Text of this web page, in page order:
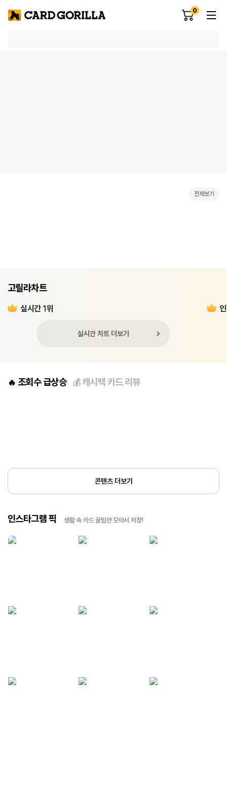
0
전체보기
고릴라차트
실시간 1위
실시간 차트 더보기
🔥 조회수 급상승 💰캐시백 카드 리뷰
콘텐츠 더보기
인스타그램 픽 생활 속 카드 꿀팁만 모아서 저장!